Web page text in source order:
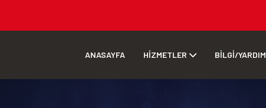
ANASAYFA HİZMETLER BİLGİ/YARDIM